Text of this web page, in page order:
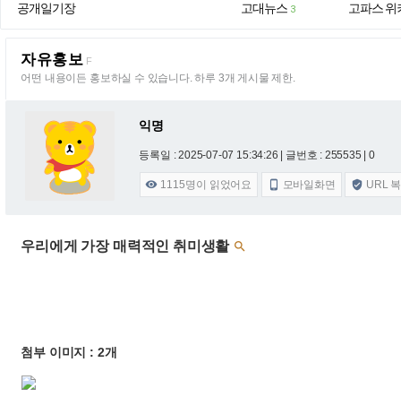
공개일기장 고대뉴스 3
고파스 위
자유홍보 F
어떤 내용이든 홍보하실 수 있습니다. 하루 3개 게시물 제한.
익명
등록일 : 2025-07-07 15:34:26 | 글번호 : 255535 | 0
 1115명이 읽었어요  모바일화면  URL
우리에게 가장 매력적인 취미생활 
첨부 이미지 : 2개